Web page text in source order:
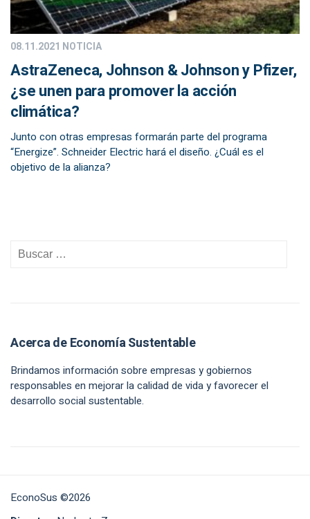
08.11.2021 NOTICIA
AstraZeneca, Johnson & Johnson y Pfizer,
¿se unen para promover la acción
climática?
Junto con otras empresas formarán parte del programa
“Energize”. Schneider Electric hará el diseño. ¿Cuál es el
objetivo de la alianza?
Acerca de Economía Sustentable
Brindamos información sobre empresas y gobiernos
responsables en mejorar la calidad de vida y favorecer el
desarrollo social sustentable.
EconoSus ©2026